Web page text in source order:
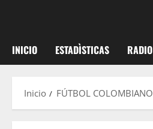
INICIO ESTADÌSTICAS RADIO
Inicio FÚTBOL COLOMBIANO